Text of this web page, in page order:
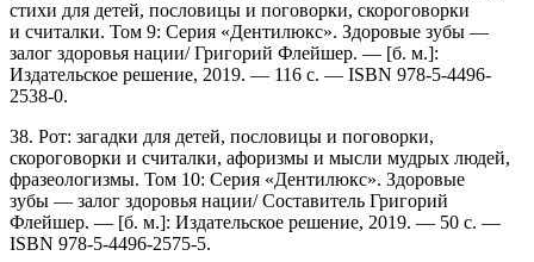
стихи для детей, пословицы и поговорки, скороговорки
и считалки. Том 9: Серия «Дентилюкс». Здоровые зубы —
залог здоровья нации/ Григорий Флейшер. — [б. м.]:
Издательское решение, 2019. — 116 c. — ISBN 978-5-4496-
2538-0.
38. Рот: загадки для детей, пословицы и поговорки,
скороговорки и считалки, афоризмы и мысли мудрых людей,
фразеологизмы. Том 10: Серия «Дентилюкс». Здоровые
зубы — залог здоровья нации/ Составитель Григорий
Флейшер. — [б. м.]: Издательское решение, 2019. — 50 с. —
ISBN 978-5-4496-2575-5.